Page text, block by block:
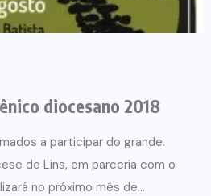
diocesano 2018
a participar do grande.
de Lins, em parceria com o
no próximo mês de...